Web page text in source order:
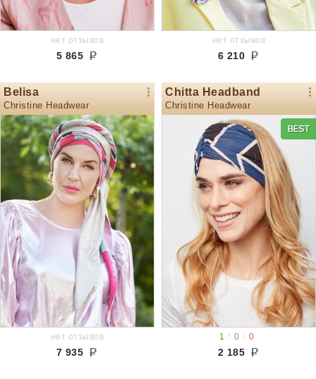
нет отзывов
5 865
нет отзывов
6 210
Belisa
Christine Headwear
нет отзывов
7 935
Chitta Headband
Christine Headwear
1 ↑0 ↓0
2 185